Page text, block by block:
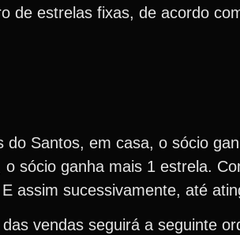
de estrelas fixas, de acordo
Santos, em casa, o sócio
sócio ganha mais 1 estrela.
assim sucessivamente, até
das vendas seguirá a seguinte